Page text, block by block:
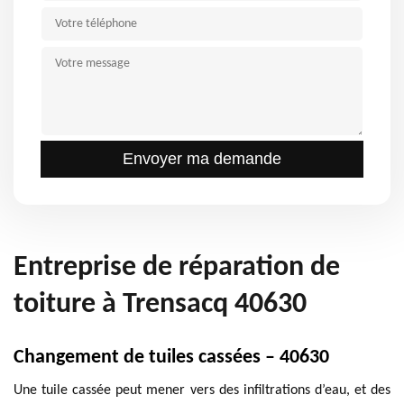
Entreprise de réparation de
toiture à Trensacq 40630
Changement de tuiles cassées – 40630
Une tuile cassée peut mener vers des infiltrations d’eau, et des